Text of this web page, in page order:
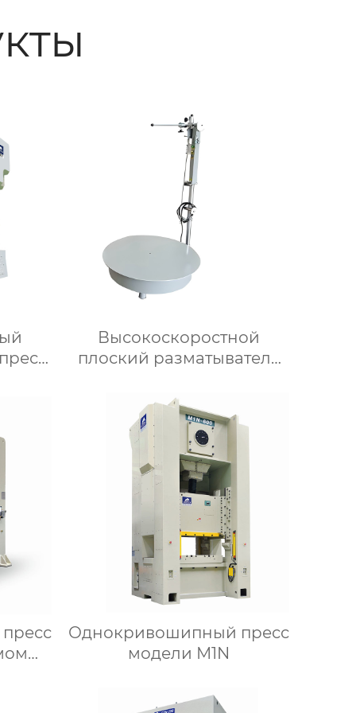
Высокоскоростной
плоский разматыватель
Однокривошипный пресс
модели М1N